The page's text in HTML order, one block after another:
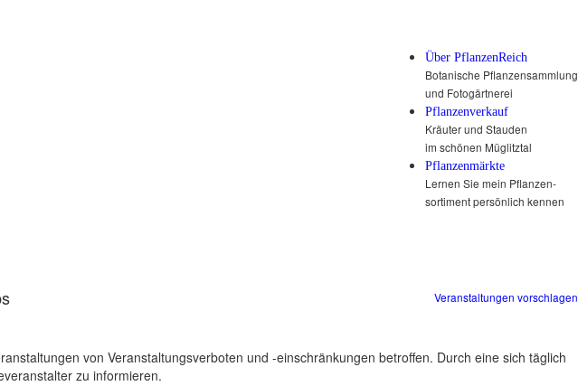
Über PflanzenReich
Botanische Pflanzensammlung
und Fotogärtnerei
Pflanzenverkauf
Kräuter und Stauden
im schönen Müglitztal
Pflanzenmärkte
Lernen Sie mein Pflanzen-
sortiment persönlich kennen
Veranstaltungen vorschlagen
von Veranstaltungsverboten und -einschränkungen betroffen. Durch eine sich täglich
zu informieren.